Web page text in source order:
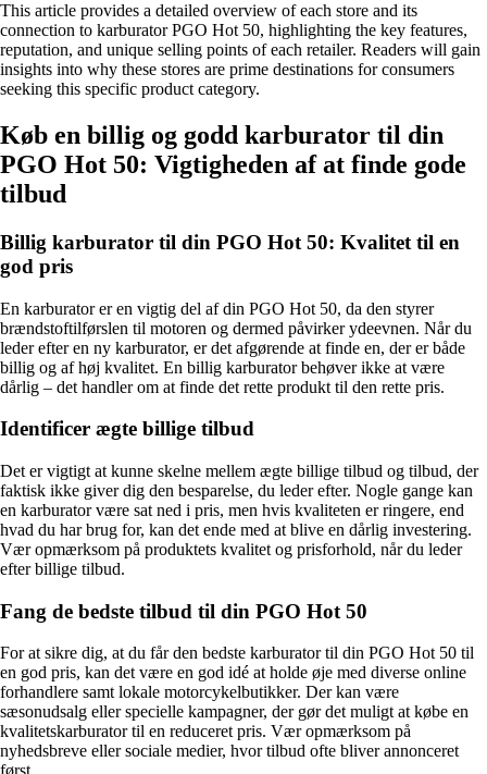
This article provides a detailed overview of each store and its
connection to karburator PGO Hot 50, highlighting the key features,
reputation, and unique selling points of each retailer. Readers will gain
insights into why these stores are prime destinations for consumers
seeking this specific product category.
Køb en billig og godd karburator til din
PGO Hot 50: Vigtigheden af at finde gode
tilbud
Billig karburator til din PGO Hot 50: Kvalitet til en
god pris
En karburator er en vigtig del af din PGO Hot 50, da den styrer
brændstoftilførslen til motoren og dermed påvirker ydeevnen. Når du
leder efter en ny karburator, er det afgørende at finde en, der er både
billig og af høj kvalitet. En billig karburator behøver ikke at være
dårlig – det handler om at finde det rette produkt til den rette pris.
Identificer ægte billige tilbud
Det er vigtigt at kunne skelne mellem ægte billige tilbud og tilbud, der
faktisk ikke giver dig den besparelse, du leder efter. Nogle gange kan
en karburator være sat ned i pris, men hvis kvaliteten er ringere, end
hvad du har brug for, kan det ende med at blive en dårlig investering.
Vær opmærksom på produktets kvalitet og prisforhold, når du leder
efter billige tilbud.
Fang de bedste tilbud til din PGO Hot 50
For at sikre dig, at du får den bedste karburator til din PGO Hot 50 til
en god pris, kan det være en god idé at holde øje med diverse online
forhandlere samt lokale motorcykelbutikker. Der kan være
sæsonudsalg eller specielle kampagner, der gør det muligt at købe en
kvalitetskarburator til en reduceret pris. Vær opmærksom på
nyhedsbreve eller sociale medier, hvor tilbud ofte bliver annonceret